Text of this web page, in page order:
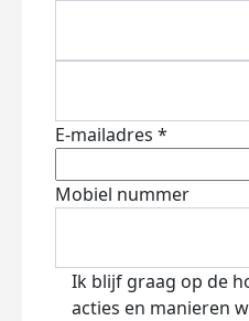
E-mailadres *
Mobiel nummer
Ik blijf graag op de
acties en manieren